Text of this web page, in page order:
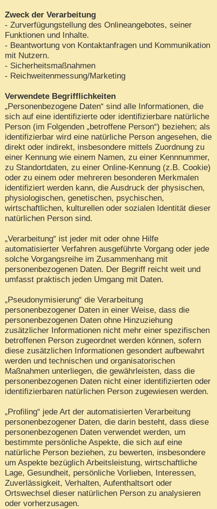
Zweck der Verarbeitung
- Zurverfügungstellung des Onlineangebotes, seiner
Funktionen und Inhalte.
- Beantwortung von Kontaktanfragen und Kommunikation
mit Nutzern.
- Sicherheitsmaßnahmen
- Reichweitenmessung/Marketing
Verwendete Begrifflichkeiten
„Personenbezogene Daten“ sind alle Informationen, die
sich auf eine identifizierte oder identifizierbare natürliche
Person (im Folgenden „betroffene Person“) beziehen; als
identifizierbar wird eine natürliche Person angesehen, die
direkt oder indirekt, insbesondere mittels Zuordnung zu
einer Kennung wie einem Namen, zu einer Kennnummer,
zu Standortdaten, zu einer Online-Kennung (z.B. Cookie)
oder zu einem oder mehreren besonderen Merkmalen
identifiziert werden kann, die Ausdruck der physischen,
physiologischen, genetischen, psychischen,
wirtschaftlichen, kulturellen oder sozialen Identität dieser
natürlichen Person sind.
„Verarbeitung“ ist jeder mit oder ohne Hilfe
automatisierter Verfahren ausgeführte Vorgang oder jede
solche Vorgangsreihe im Zusammenhang mit
personenbezogenen Daten. Der Begriff reicht weit und
umfasst praktisch jeden Umgang mit Daten.
„Pseudonymisierung“ die Verarbeitung
personenbezogener Daten in einer Weise, dass die
personenbezogenen Daten ohne Hinzuziehung
zusätzlicher Informationen nicht mehr einer spezifischen
betroffenen Person zugeordnet werden können, sofern
diese zusätzlichen Informationen gesondert aufbewahrt
werden und technischen und organisatorischen
Maßnahmen unterliegen, die gewährleisten, dass die
personenbezogenen Daten nicht einer identifizierten oder
identifizierbaren natürlichen Person zugewiesen werden.
„Profiling“ jede Art der automatisierten Verarbeitung
personenbezogener Daten, die darin besteht, dass diese
personenbezogenen Daten verwendet werden, um
bestimmte persönliche Aspekte, die sich auf eine
natürliche Person beziehen, zu bewerten, insbesondere
um Aspekte bezüglich Arbeitsleistung, wirtschaftliche
Lage, Gesundheit, persönliche Vorlieben, Interessen,
Zuverlässigkeit, Verhalten, Aufenthaltsort oder
Ortswechsel dieser natürlichen Person zu analysieren
oder vorherzusagen.